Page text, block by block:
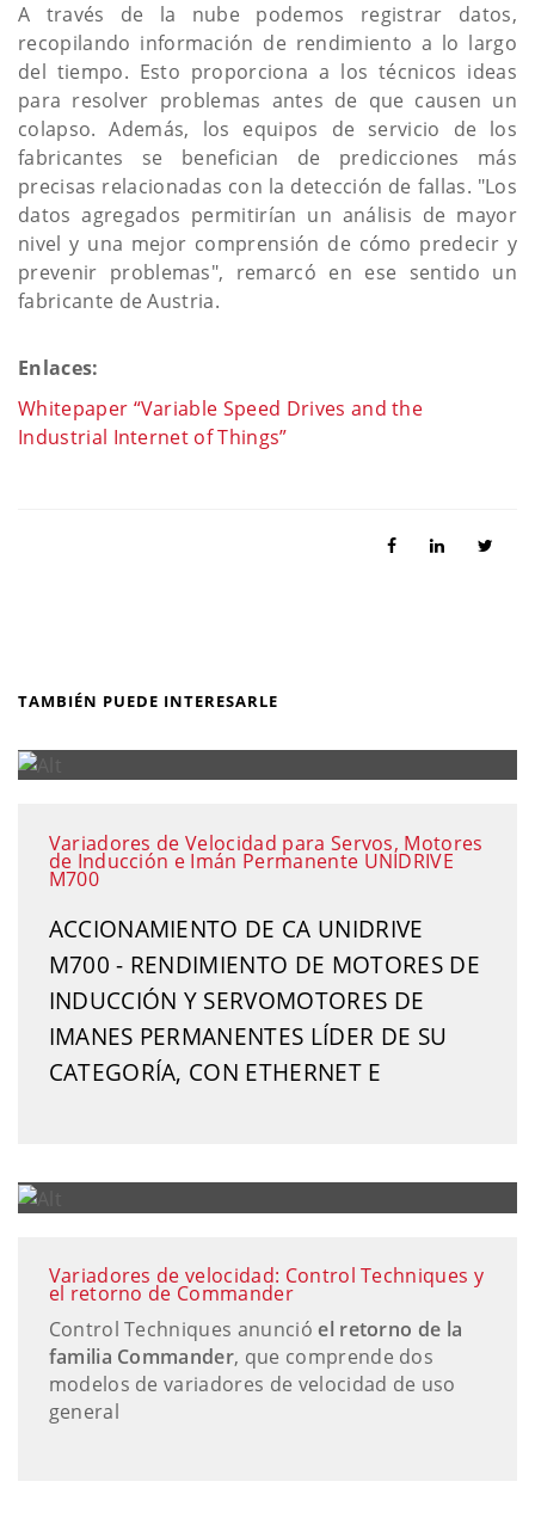
A través de la nube podemos registrar datos,
recopilando información de rendimiento a lo largo
del tiempo. Esto proporciona a los técnicos ideas
para resolver problemas antes de que causen un
colapso. Además, los equipos de servicio de los
fabricantes se benefician de predicciones más
precisas relacionadas con la detección de fallas. "Los
datos agregados permitirían un análisis de mayor
nivel y una mejor comprensión de cómo predecir y
prevenir problemas", remarcó en ese sentido un
fabricante de Austria.
Enlaces:
Whitepaper “Variable Speed Drives and the
Industrial Internet of Things”
TAMBIÉN PUEDE INTERESARLE
Variadores de Velocidad para Servos, Motores
de Inducción e Imán Permanente UNIDRIVE
M700
ACCIONAMIENTO DE CA UNIDRIVE
M700 - RENDIMIENTO DE MOTORES DE
INDUCCIÓN Y SERVOMOTORES DE
IMANES PERMANENTES LÍDER DE SU
CATEGORÍA, CON ETHERNET E
Variadores de velocidad: Control Techniques y
el retorno de Commander
Control Techniques anuncióel retorno de la
familia Commander, que comprende dos
modelos de variadores de velocidad de uso
general